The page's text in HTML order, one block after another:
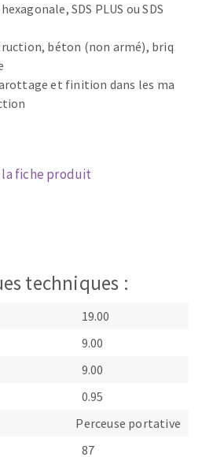
COUPANTS
SDS PLUS ou SDS
béton (non armé), briq
et finition dans les ma
fiche produit
techniques :
19.00
9.00
9.00
0.95
Perceuse portative
87